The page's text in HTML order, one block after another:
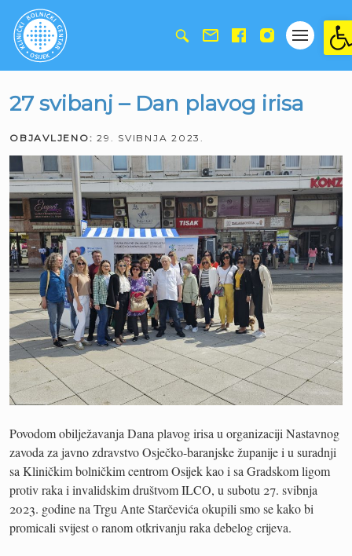
27 svibanj – Dan plavog irisa
OBJAVLJENO: 29. SVIBNJA 2023.
Povodom obilježavanja Dana plavog irisa u organizaciji Nastavnog
zavoda za javno zdravstvo Osječko-baranjske županije i u suradnji
sa Kliničkim bolničkim centrom Osijek kao i sa Gradskom ligom
protiv raka i invalidskim društvom ILCO, u subotu 27. svibnja
2023. godine na Trgu Ante Starčevića okupili smo se kako bi
promicali svijest o ranom otkrivanju raka debelog crijeva.